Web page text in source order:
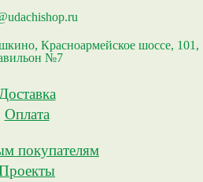
Красноармейское шоссе, 101,
№7
Доставка
Оплата
покупателям